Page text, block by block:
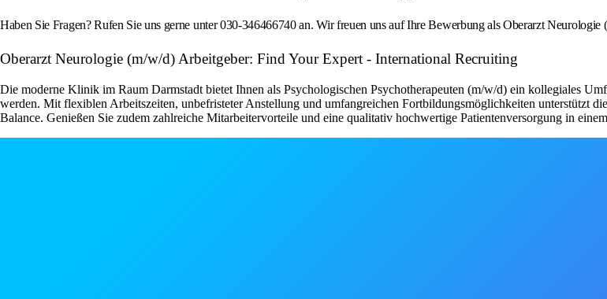
Haben Sie Fragen? Rufen Sie uns gerne unter 030-346466740 an. Wir freuen uns auf Ihre Bewerbung als Oberarzt
Oberarzt Neurologie (m/w/d) Arbeitgeber: Find Your Expert - International Recruiting
Die moderne Klinik im Raum Darmstadt bietet Ihnen als Psychologischen Psychotherapeuten (m/w/d) ein kollegiales
werden. Mit flexiblen Arbeitszeiten, unbefristeter Anstellung und umfangreichen Fortbildungsmöglichkeiten unterstützt
Balance. Genießen Sie zudem zahlreiche Mitarbeitervorteile und eine qualitativ hochwertige Patientenversorgung in